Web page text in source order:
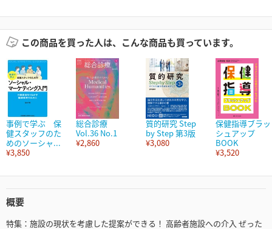
この商品を買った人は、こんな商品も買っています。
事例で学ぶ 保
健スタッフのた
めのソーシャ...
¥3,850
総合診療
Vol.36 No.1
¥2,860
質的研究 Step
by Step 第3版
¥3,080
保健指導ブラッ
シュアップ
BOOK
¥3,520
概要
特集：施設の現状を考慮した提案ができる！ 高齢者施設への介入 ぜった